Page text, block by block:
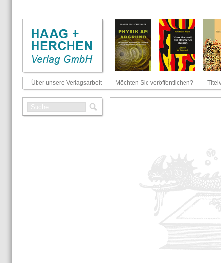
Über unsere Verlagsarbeit Möchten Sie veröffentlichen?